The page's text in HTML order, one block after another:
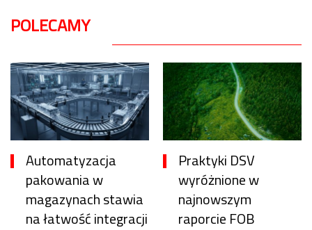
POLECAMY
Automatyzacja
pakowania w
magazynach stawia
na łatwość integracji
Praktyki DSV
wyróżnione w
najnowszym
raporcie FOB